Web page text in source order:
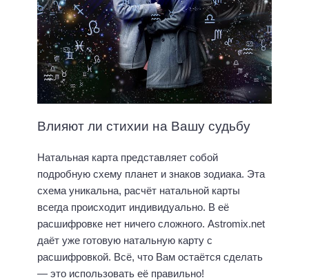
Влияют ли стихии на Вашу судьбу
Натальная карта представляет собой
подробную схему планет и знаков зодиака. Эта
схема уникальна, расчёт натальной карты
всегда происходит индивидуально. В её
расшифровке нет ничего сложного. Astromix.net
даёт уже готовую натальную карту с
расшифровкой. Всё, что Вам остаётся сделать
— это использовать её правильно!